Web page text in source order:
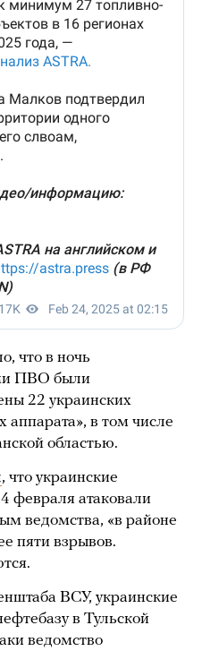
что в ночь
ПВО были
22 украинских
аппарата», в том числе
областью.
, что украинские
февраля атаковали
ведомства, «в районе
пяти взрывов.
ВСУ, украинские
в Тульской
ведомство